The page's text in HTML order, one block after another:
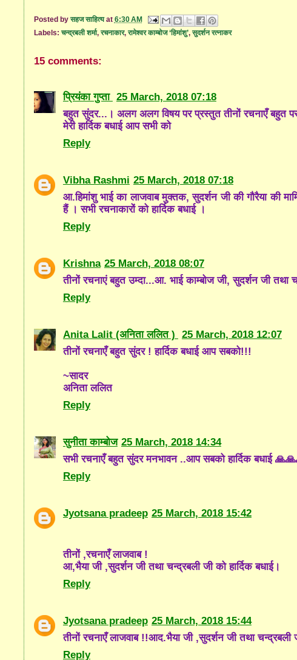
Posted byसहज साहित्य at 6:30 AM
Labels:चन्द्रबली शर्मा,रचनाकार,रामेश्वर काम्बोज ‘हिमांशु’,सुदर्शन रत्नाकर
15 comments:
प्रियंका गुप्ता 25 March, 2018 07:18
बहुत सुंदर...। अलग अलग विषय पर प्रस्तुत तीनों रचनाएँ बहुत
मेरी हार्दिक बधाई आप सभी को
Reply
Vibha Rashmi 25 March, 2018 07:18
आ.हिमांशु भाई का लाजवाब मुक्तक, सुदर्शन जी की गौरैया की
हैं । सभी रचनाकारों को हार्दिक बधाई ।
Reply
Krishna 25 March, 2018 08:07
तीनों रचनाएं बहुत उम्दा...आ. भाई काम्बोज जी, सुदर्शन जी तथा
Reply
Anita Lalit (अनिता ललित )
25 March, 2018 12:07
तीनों रचनाएँ बहुत सुंदर ! हार्दिक बधाई आप सबको!!!
~सादर
अनिता ललित
Reply
सुनीता काम्बोज 25 March, 2018 14:34
सभी रचनाएँ बहुत सुंदर मनभावन ..आप सबको हार्दिक बधाई
Reply
Jyotsana pradeep 25 March, 2018 15:42
तीनों ,रचनाएँ लाजवाब !
आ,भैया जी ,सुदर्शन जी तथा चन्द्रबली जी को हार्दिक बधाई।
Reply
Jyotsana pradeep 25 March, 2018 15:44
तीनों रचनाएँ लाजवाब !!आद.भैया जी ,सुदर्शन जी तथा चन्द्रबली
Reply